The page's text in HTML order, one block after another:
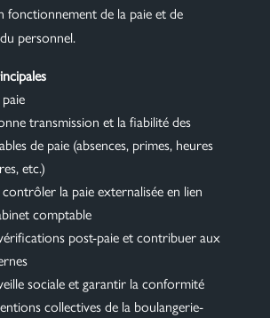
fonctionnement de la paie et de
personnel.
transmission et la fiabilité des
de paie (absences, primes, heures
etc.)
la paie externalisée en lien
comptable
post-paie et contribuer aux
sociale et garantir la conformité
collectives de la boulangerie-